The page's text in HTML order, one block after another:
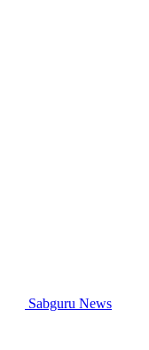
Sabguru News